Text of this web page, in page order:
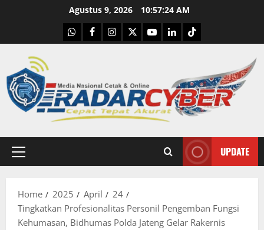
Agustus 9, 2026 10:57:25 AM
WhatsApp
Facebook
Instagram
X YoutubelinkedinTiktok
Primary
UPDATE
Home 2025 April
24
Tingkatkan Profesionalitas Personil Pengemban Fungsi
Kehumasan, Bidhumas Polda Jateng Gelar Rakernis